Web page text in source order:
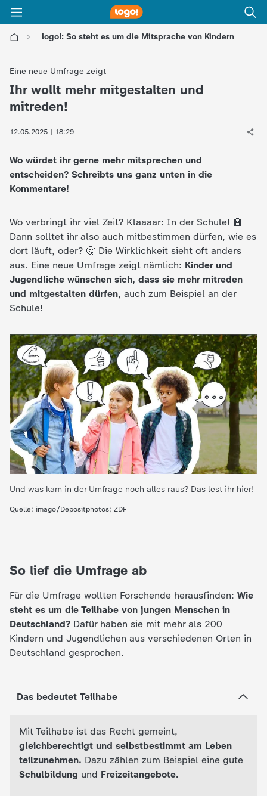
logo!: So steht es um die Mitsprache von Kindern
o
d
n
d
n
h
Eine neue Umfrage zeigt
:
Ihr wollt mehr mitgestalten und
mitreden!
12.05.2025 | 18:29
Wo würdet ihr gerne mehr mitsprechen und
entscheiden? Schreibts uns ganz unten in die
Kommentare!
Wo verbringt ihr viel Zeit? Klaaaar: In der Schule! 🏫
Dann solltet ihr also auch mitbestimmen dürfen, wie es
dort läuft, oder? 🤔 Die Wirklichkeit sieht oft anders
aus. Eine neue Umfrage zeigt nämlich: Kinder und
Jugendliche wünschen sich, dass sie mehr mitreden
und mitgestalten dürfen, auch zum Beispiel an der
Schule!
Und was kam in der Umfrage noch alles raus? Das lest ihr hier!
Quelle: imago/Depositphotos; ZDF
So lief die Umfrage ab
Für die Umfrage wollten Forschende herausfinden: Wie
steht es um die Teilhabe von jungen Menschen in
Deutschland? Dafür haben sie mit mehr als 200
Kindern und Jugendlichen aus verschiedenen Orten in
Deutschland gesprochen.
Das bedeutet Teilhabe
Mit Teilhabe ist das Recht gemeint,
gleichberechtigt und selbstbestimmt am Leben
teilzunehmen. Dazu zählen zum Beispiel eine gute
Schulbildung und Freizeitangebote.